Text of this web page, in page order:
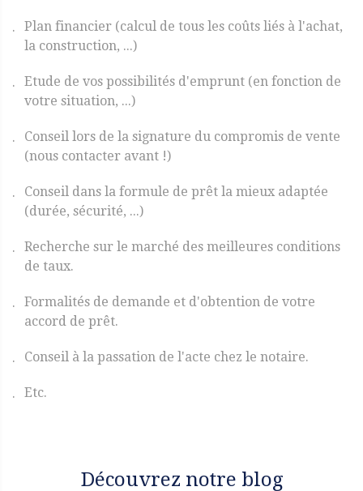
Plan financier (calcul de tous les coûts liés à l'achat,
la construction, ...)
Etude de vos possibilités d'emprunt (en fonction de
votre situation, ...)
Conseil lors de la signature du compromis de vente
(nous contacter avant !)
Conseil dans la formule de prêt la mieux adaptée
(durée, sécurité, ...)
Recherche sur le marché des meilleures conditions
de taux.
Formalités de demande et d'obtention de votre
accord de prêt.
Conseil à la passation de l'acte chez le notaire.
Etc.
Découvrez notre blog